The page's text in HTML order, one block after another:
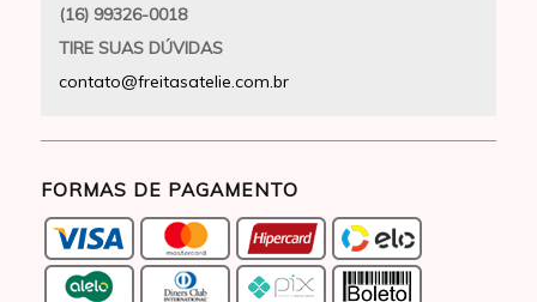
(16) 99326-0018
TIRE SUAS DÚVIDAS
contato@freitasatelie.com.br
FORMAS DE PAGAMENTO